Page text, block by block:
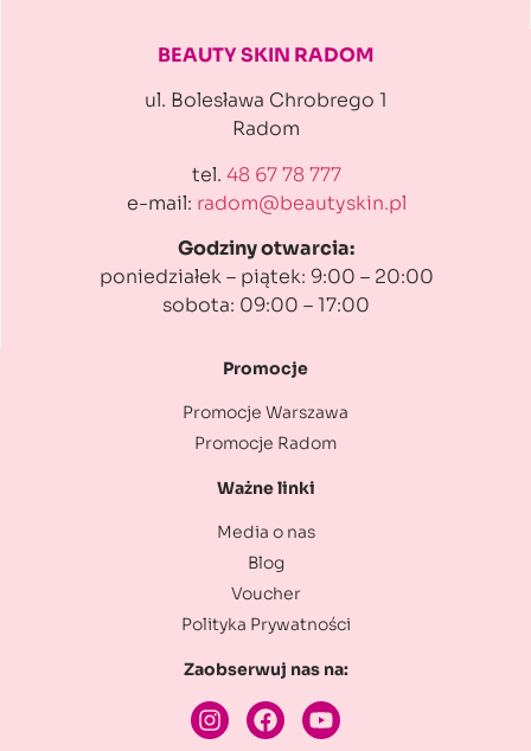
BEAUTY SKIN RADOM
ul. Bolesława Chrobrego 1
Radom
tel. 48 67 78 777
e-mail: radom@beautyskin.pl
Godziny otwarcia:
poniedziałek – piątek: 9:00 – 20:00
sobota: 09:00 – 17:00
Promocje
Promocje Warszawa
Promocje Radom
Ważne linki
Media o nas
Blog
Voucher
Polityka Prywatności
Zaobserwuj nas na: